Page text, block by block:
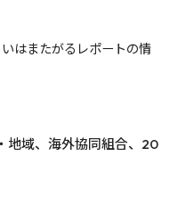
はまたがるレポートの情
地域、海外協同組合、20